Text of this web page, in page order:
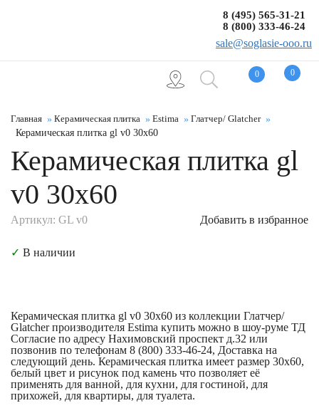
0 0
8 (495) 565-31-21
8 (800) 333-46-24
sale@soglasie-ooo.ru
Главная Керамическая плитка Estima
Глатчер/ Glatcher
Керамическая плитка gl v0 30x60
Керамическая плитка gl
v0 30x60
Артикул: GL v0 Добавить в избранное
✓ В наличии
Керамическая плитка gl v0 30x60 из коллекции Глатчер/
Glatcher производителя Estima купить можно в шоу-руме ТД
Согласие по адресу Нахимовский проспект д.32 или
позвонив по телефонам 8 (800) 333-46-24, Доставка на
следующий день. Керамическая плитка имеет размер 30x60,
белый цвет и рисунок под камень что позволяет её
применять для ванной, для кухни, для гостиной, для
прихожей, для квартиры, для туалета.